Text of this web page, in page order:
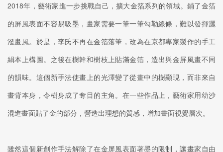
2018年，藝術家進一步挑戰自己，擴大金箔系列的領域。鋪了金箔
的屏風表面不容易吸墨，畫家需要一筆一筆勾勒線條，難以發揮灑
潑畫風。於是，李氏不再在金箔落筆，改為在京都專家製作的手工
絹本上構圖。之後在樹幹和樹枝上貼滿金箔，造出與金屏風畫不同
的韻味。這個新手法使畫上的光澤變了從畫中的樹顯現，而非來自
畫背本身，令樹身成了奪目的主角。在一些作品上，藝術家用幼沙
混進畫面貼了金的部分，營造出理想的質感，增加畫面視覺層次。
雖然這個新創作手法解除了在金屏風表面著墨的限制，讓畫家自由